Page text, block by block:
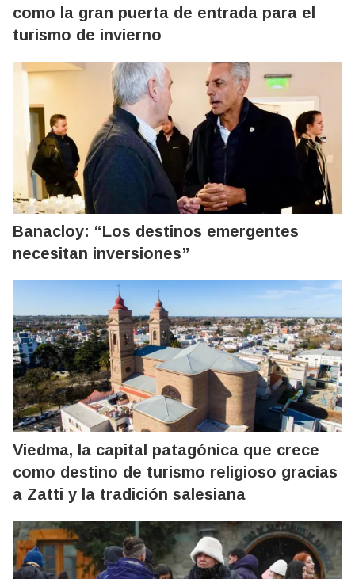
como la gran puerta de entrada para el
turismo de invierno
Banacloy: “Los destinos emergentes
necesitan inversiones”
Viedma, la capital patagónica que crece
como destino de turismo religioso gracias
a Zatti y la tradición salesiana